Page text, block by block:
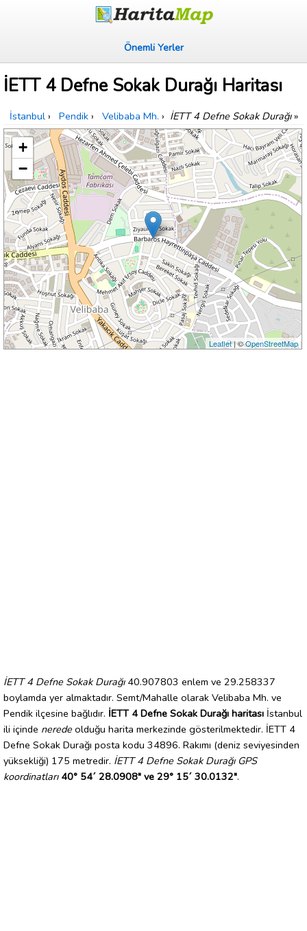
Önemli Yerler
İETT 4 Defne Sokak Durağı Haritası
İstanbul › Pendik › Velibaba Mh. › İETT 4 Defne Sokak Durağı»
+
−
Leaflet| ©OpenStreetMap
İETT 4 Defne Sokak Durağı40.907803 enlem ve 29.258337
boylamda yer almaktadır. Semt/Mahalle olarak Velibaba Mh. ve
Pendik ilçesine bağlıdır. İETT 4 Defne Sokak Durağı haritası İstanbul
ili içinde nerede olduğu harita merkezinde gösterilmektedir. İETT 4
Defne Sokak Durağı posta kodu 34896. Rakımı (deniz seviyesinden
yüksekliği) 175 metredir. İETT 4 Defne Sokak Durağı GPS
koordinatları 40° 54´ 28.0908" ve 29° 15´ 30.0132".